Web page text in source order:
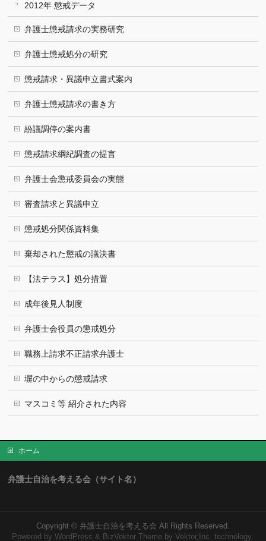
2012年 懲戒データ
弁護士懲戒請求の実務研究
弁護士懲戒処分の研究
懲戒請求・異議申立書式案内
弁護士懲戒請求の書き方
紛議調停の案内書
懲戒請求綱紀調査の提言
弁護士会懲戒委員会の実態
審査請求と異議申立
懲戒処分関係資料集
棄却された懲戒の議決書
【法テラス】処分措置
成年後見人制度
弁護士会役員の懲戒処分
職務上請求不正請求弁護士
塀の中からの懲戒請求
マスコミ等 紹介された内容
ホーム
弁護士自治を考える会（サイト名）
Copyright © 弁護士自治を考える会 All Rights Reserved.
Powered byWordPress & BizVektor Theme by Vektor,Inc. technology.